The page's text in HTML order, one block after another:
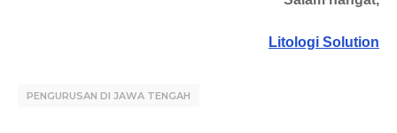
Litologi Solution
PENGURUSAN DI JAWA TENGAH